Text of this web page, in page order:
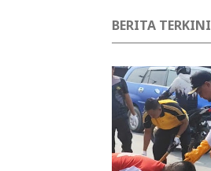
BERITA TERKINI